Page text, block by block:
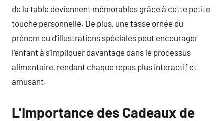
de la table deviennent mémorables grâce à cette petite
touche personnelle. De plus, une tasse ornée du
prénom ou d’illustrations spéciales peut encourager
l’enfant à s’impliquer davantage dans le processus
alimentaire, rendant chaque repas plus interactif et
amusant.
L’Importance des Cadeaux de